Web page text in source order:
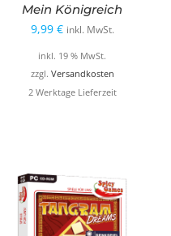
Mein Königreich
9,99 € inkl. MwSt.
inkl. 19 % MwSt.
zzgl. Versandkosten
2 Werktage Lieferzeit